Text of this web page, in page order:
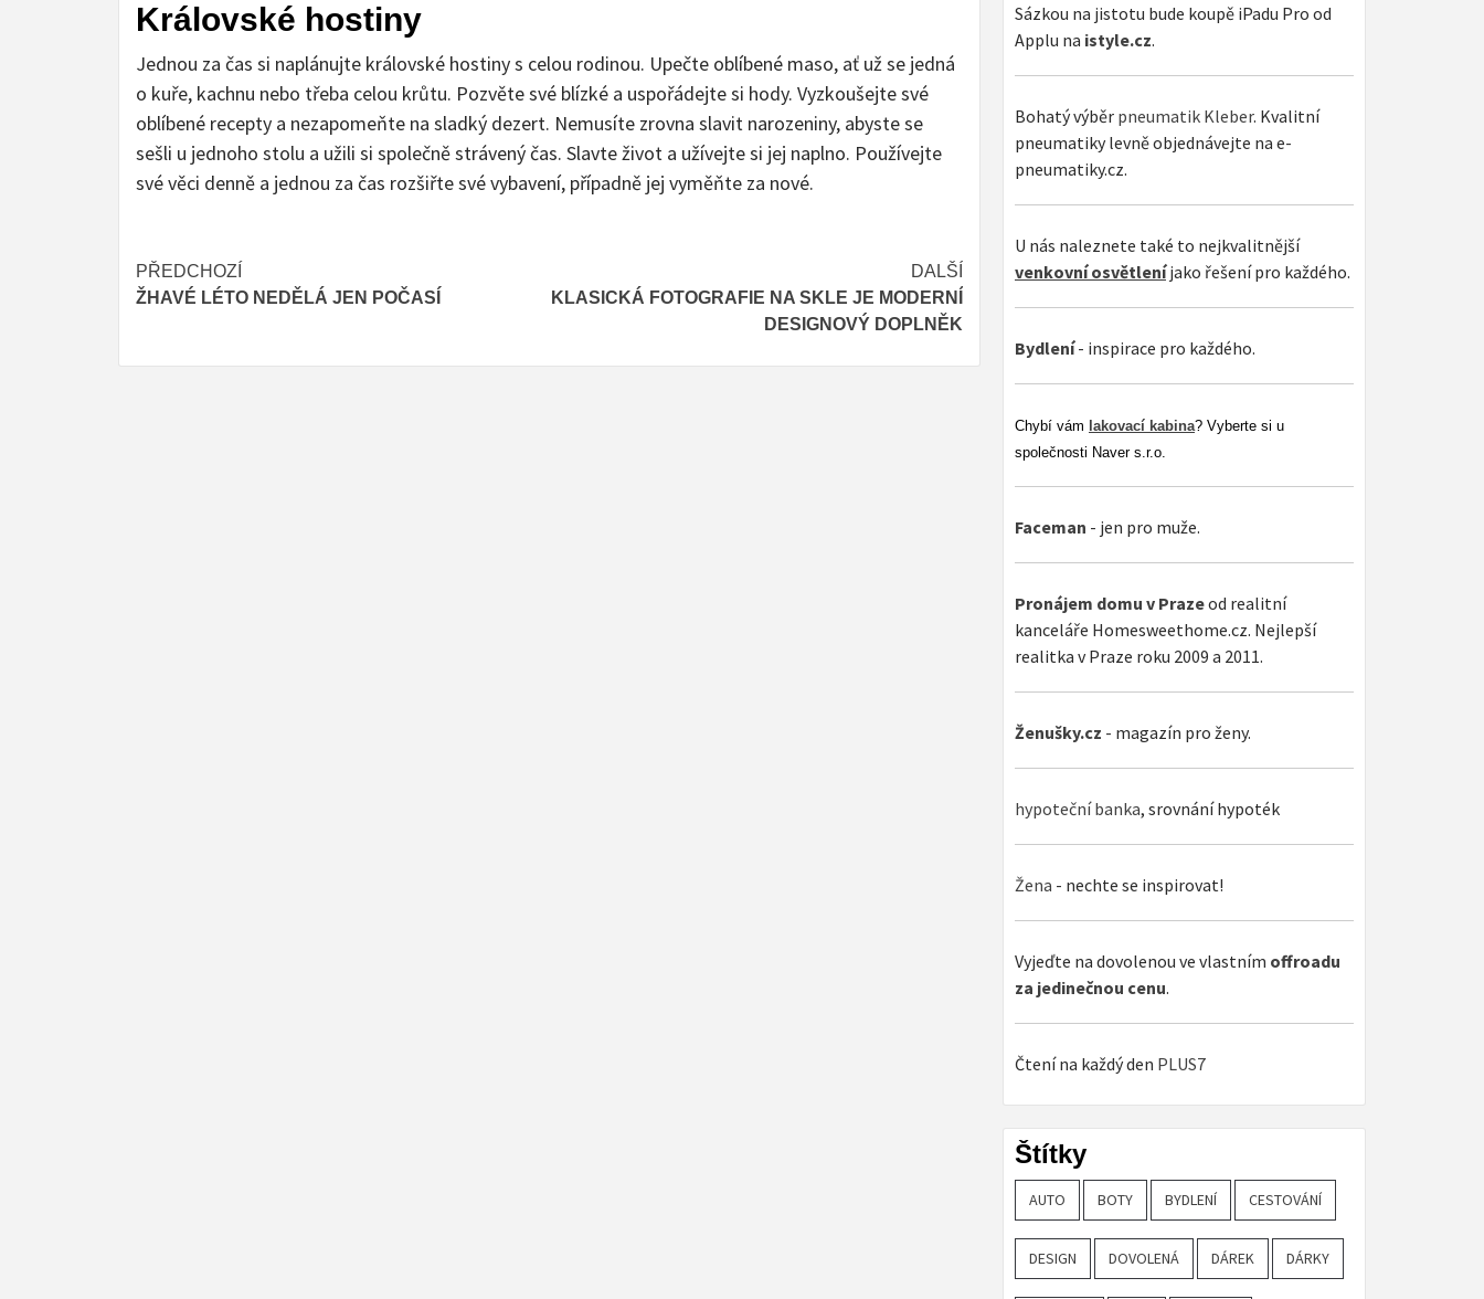
Královské hostiny
Jednou za čas si naplánujte královské hostiny s celou rodinou. Upečte oblíbené maso, ať už se jedná
o kuře, kachnu nebo třeba celou krůtu. Pozvěte své blízké a uspořádejte si hody. Vyzkoušejte své
oblíbené recepty a nezapomeňte na sladký dezert. Nemusíte zrovna slavit narozeniny, abyste se
sešli u jednoho stolu a užili si společně strávený čas. Slavte život a užívejte si jej naplno. Používejte
své věci denně a jednou za čas rozšiřte své vybavení, případně jej vyměňte za nové.
Post
navigation
PŘEDCHOZÍ
ŽHAVÉ LÉTO NEDĚLÁ JEN POČASÍ
DALŠÍ
KLASICKÁ FOTOGRAFIE NA SKLE JE MODERNÍ
DESIGNOVÝ DOPLNĚK
Sázkou na jistotu bude koupě iPadu Pro od
Applu na istyle.cz.
Bohatý výběr pneumatik Kleber. Kvalitní
pneumatiky levně objednávejte na e-
pneumatiky.cz.
U nás naleznete také to nejkvalitnější
venkovní osvětleníjako řešení pro každého.
Bydlení- inspirace pro každého.
Chybí vám lakovací kabina? Vyberte si u
společnosti Naver s.r.o.
Faceman - jen pro muže.
Pronájem domu v Prazeod realitní
kanceláře Homesweethome.cz. Nejlepší
realitka v Praze roku 2009 a 2011.
Ženušky.cz - magazín pro ženy.
hypoteční banka, srovnání hypoték
Žena - nechte se inspirovat!
Vyjeďte na dovolenou ve vlastním offroadu
za jedinečnou cenu.
Čtení na každý den PLUS7
Štítky
AUTO BOTY BYDLENÍ CESTOVÁNÍ
DESIGN DOVOLENÁ DÁREK DÁRKY